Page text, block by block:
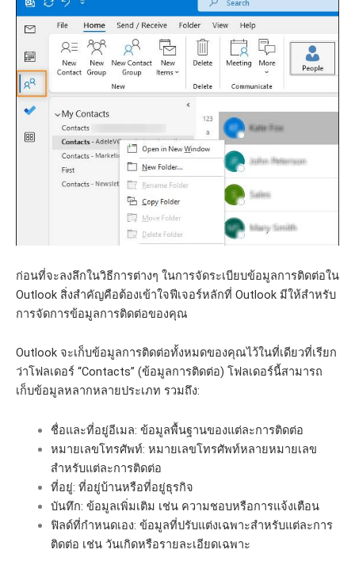
ก่อนที่จะลงลึกในวิธีการต่างๆ ในการจัดระเบียบข้อมูลการติดต่อใน
Outlook สิ่งสำคัญคือต้องเข้าใจฟีเจอร์หลักที่ Outlook มีให้สำหรับ
การจัดการข้อมูลการติดต่อของคุณ
Outlook จะเก็บข้อมูลการติดต่อทั้งหมดของคุณไว้ในที่เดียวที่เรียก
ว่าโฟลเดอร์ “Contacts” (ข้อมูลการติดต่อ) โฟลเดอร์นี้สามารถ
เก็บข้อมูลหลากหลายประเภท รวมถึง:
ชื่อและที่อยู่อีเมล: ข้อมูลพื้นฐานของแต่ละการติดต่อ
หมายเลขโทรศัพท์: หมายเลขโทรศัพท์หลายหมายเลข
สำหรับแต่ละการติดต่อ
ที่อยู่: ที่อยู่บ้านหรือที่อยู่ธุรกิจ
บันทึก: ข้อมูลเพิ่มเติม เช่น ความชอบหรือการแจ้งเตือน
ฟิลด์ที่กำหนดเอง: ข้อมูลที่ปรับแต่งเฉพาะสำหรับแต่ละการ
ติดต่อ เช่น วันเกิดหรือรายละเอียดเฉพาะ